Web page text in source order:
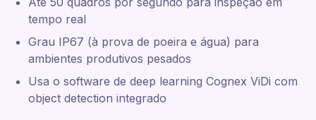
tempo real
Grau IP67 (à prova de poeira e água) para
ambientes produtivos pesados
Usa o software de deep learning Cognex ViDi com
object detection integrado